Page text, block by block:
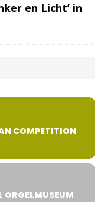
en Licht’ in
COMPETITION
ORGELMUSEUM